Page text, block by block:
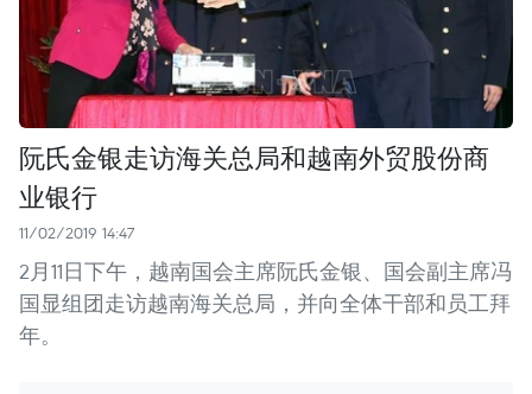
阮氏金银走访海关总局和越南外贸股份商
业银行
11/02/2019 14:47
2月11日下午，越南国会主席阮氏金银、国会副主席冯
国显组团走访越南海关总局，并向全体干部和员工拜
年。